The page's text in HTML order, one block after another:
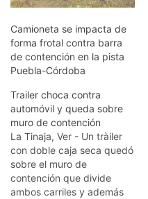
Camioneta se impacta de
forma frotal contra barra
de contención en la pista
Puebla-Córdoba
Trailer choca contra
automóvil y queda sobre
muro de contención
La Tinaja, Ver - Un tràiler
con doble caja seca quedó
sobre el muro de
contención que divide
ambos carriles y además